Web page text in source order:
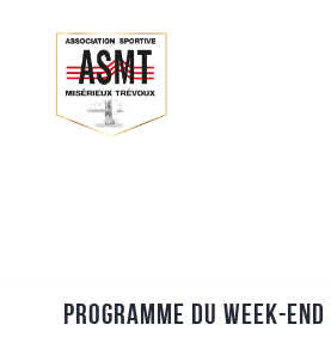
PROGRAMME DU WEEK-